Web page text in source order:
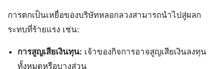
การตกเป็นเหยื่อของบริษัทหลอกลวงสามารถนำไปสู่ผลก
ระทบที่ร้ายแรง เช่น:
การสูญเสียเงินทุน: เจ้าของกิจการอาจสูญเสียเงินลงทุน
ทั้งหมดหรือบางส่วน